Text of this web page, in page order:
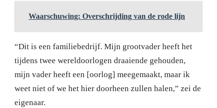
Waarschuwing: Overschrijding van de rode lijn
“Dit is een familiebedrijf. Mijn grootvader heeft het
tijdens twee wereldoorlogen draaiende gehouden,
mijn vader heeft een [oorlog] meegemaakt, maar ik
weet niet of we het hier doorheen zullen halen,” zei de
eigenaar.